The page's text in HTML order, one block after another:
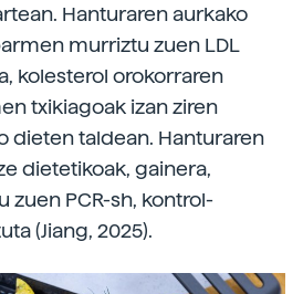
Hanturaren aurkako
murriztu zuen LDL
kolesterol orokorraren
txikiagoak izan ziren
dieten taldean. Hanturaren
dietetikoak, gainera,
PCR-sh, kontrol-
(Jiang, 2025).